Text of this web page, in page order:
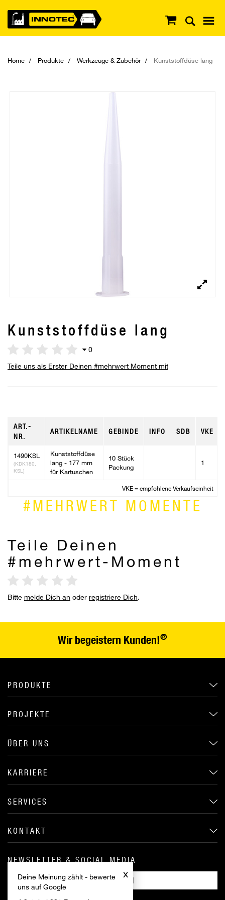
Home Produkte Werkzeuge & Zubehör Kunststoffdüse lang
x
Deine Meinung zählt - bewerte
uns auf Google
Kunststoffdüse lang
0
Teile uns als Erster Deinen #mehrwert Moment mit
ART.-
NR.
ARTIKELNAME GEBINDE INFO SDB VKE
1490KSL
(KDK180,
KSL)
Kunststoffdüse
lang - 177 mm
für Kartuschen
10 Stück
Packung
1
VKE = empfohlene Verkaufseinheit
#MEHRWERT MOMENTE
Teile Deinen
#mehrwert-Moment
Bitte melde Dich an oder registriere Dich.
Wir begeistern Kunden!®
PRODUKTE
PROJEKTE
ÜBER UNS
KARRIERE
SERVICES
KONTAKT
NEWSLETTER & SOCIAL MEDIA
ANMELDEN